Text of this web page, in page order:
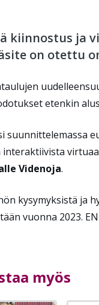
kiinnostus ja
on otettu
etenkin
Videnoja.
kysymyksistä ja
vuonna 2023.
myös